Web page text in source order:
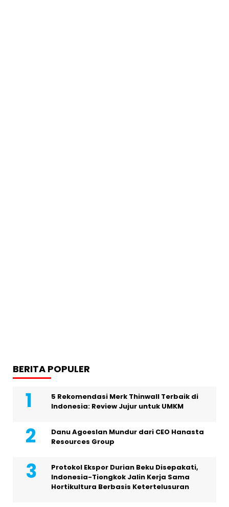
BERITA POPULER
5 Rekomendasi Merk Thinwall Terbaik di
Indonesia: Review Jujur untuk UMKM
Danu Agoeslan Mundur dari CEO Hanasta
Resources Group
Protokol Ekspor Durian Beku Disepakati,
Indonesia-Tiongkok Jalin Kerja Sama
Hortikultura Berbasis Ketertelusuran